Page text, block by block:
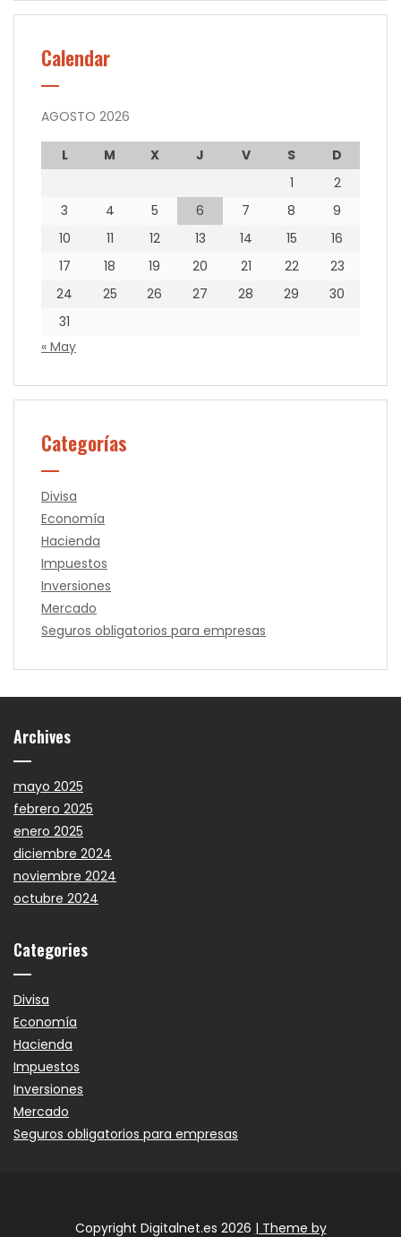
Calendar
AGOSTO 2026
L M X J V S
D
1
2
3
4 5 6 7 8
9
10
11 12 13 14 15
16
17
18 19 20 21 22
23
24
25 26 27 28 29
30
31
« May
Categorías
Divisa
Economía
Hacienda
Impuestos
Inversiones
Mercado
Seguros obligatorios para empresas
Archives
mayo 2025
febrero 2025
enero 2025
diciembre 2024
noviembre 2024
octubre 2024
Categories
Divisa
Economía
Hacienda
Impuestos
Inversiones
Mercado
Seguros obligatorios para empresas
Copyright Digitalnet.es 2026 | Theme by